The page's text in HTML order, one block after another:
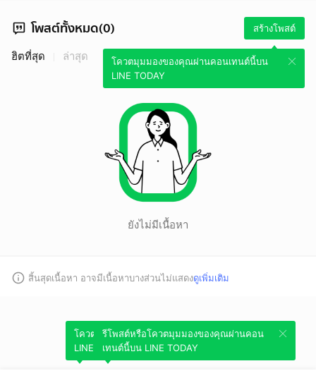
โพสต์ทั้งหมด(0) สร้างโพสต์
โควตมุมมองของคุณผ่านคอนเทนต์นี้บน
LINE TODAY
ฮิตที่สุด ล่าสุด
ยังไม่มีเนื้อหา
สิ้นสุดเนื้อหา อาจมีเนื้อหาบางส่วนไม่แสดงดูเพิ่มเติม
โควตมุมมองของคุณผ่านคอนเทนต์นี้บน
LINE TODAY
รีโพสต์หรือโควตมุมมองของคุณผ่านคอน
เทนต์นี้บน LINE TODAY